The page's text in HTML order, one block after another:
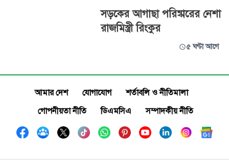
সড়কের আগাছা পরিষ্কারের নেশা
রাজমিস্ত্রী রিংকুর
৫ ঘণ্টা আগে
আমার দেশ যোগাযোগ
শর্তাবলি ও নীতিমালা
গোপনীয়তা নীতি
ডিএমসিএ সম্পাদকীয় নীতি